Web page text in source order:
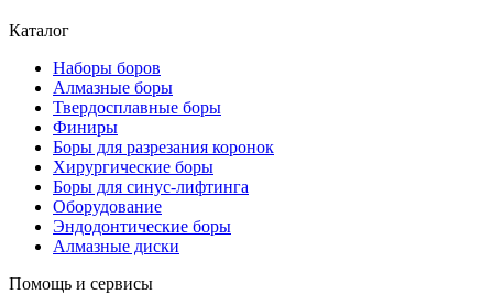
Каталог
Наборы боров
Алмазные боры
Твердосплавные боры
Финиры
Боры для разрезания коронок
Хирургические боры
Боры для синус-лифтинга
Оборудование
Эндодонтические боры
Алмазные диски
Помощь и сервисы